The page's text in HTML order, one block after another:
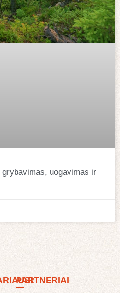
uogavimas ir
PARTNERIAI